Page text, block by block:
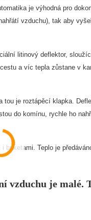
je výhodná pro
vzduchu), tak aby
litinový deflektor,
a víc tepla zůstane v
je roztápěcí klapka.
do komínu, rychle ho
briketami. Teplo je
vzduchu je malé.